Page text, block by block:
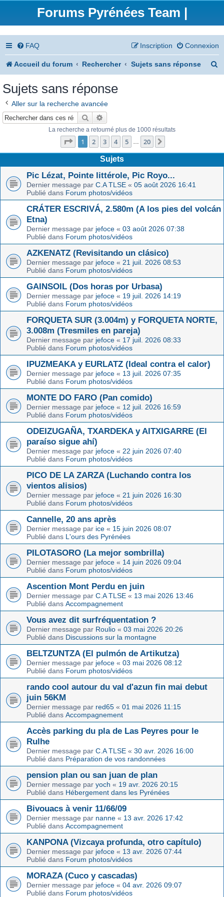
Forums Pyrénées Team |
FAQ Connexion
Inscription
Accueil du forum Rechercher Sujets sans réponse
Sujets sans réponse
Aller sur la recherche avancée
Rechercher
La recherche a retourné plus de 1000 résultats
Page 1sur20
1 2 3 4 5 … 20
Sujets
Pic Lézat, Pointe littérole, Pic Royo...
Dernier message par C.A TLSE « 05 août 2026 16:41
Publié dans Forum photos/vidéos
CRÁTER ESCRIVÁ, 2.580m (A los pies del volcán
Etna)
Dernier message par jefoce « 03 août 2026 07:38
Publié dans Forum photos/vidéos
AZKENATZ (Revisitando un clásico)
Dernier message par jefoce « 21 juil. 2026 08:53
Publié dans Forum photos/vidéos
GAINSOIL (Dos horas por Urbasa)
Dernier message par jefoce « 19 juil. 2026 14:19
Publié dans Forum photos/vidéos
FORQUETA SUR (3.004m) y FORQUETA NORTE,
3.008m (Tresmiles en pareja)
Dernier message par jefoce « 17 juil. 2026 08:33
Publié dans Forum photos/vidéos
IPUZMEAKA y EURLATZ (Ideal contra el calor)
Dernier message par jefoce « 13 juil. 2026 07:35
Publié dans Forum photos/vidéos
MONTE DO FARO (Pan comido)
Dernier message par jefoce « 12 juil. 2026 16:59
Publié dans Forum photos/vidéos
ODEIZUGAÑA, TXARDEKA y AITXIGARRE (El
paraíso sigue ahí)
Dernier message par jefoce « 22 juin 2026 07:40
Publié dans Forum photos/vidéos
PICO DE LA ZARZA (Luchando contra los
vientos alisios)
Dernier message par jefoce « 21 juin 2026 16:30
Publié dans Forum photos/vidéos
Cannelle, 20 ans après
Dernier message par ice « 15 juin 2026 08:07
Publié dans L'ours des Pyrénées
PILOTASORO (La mejor sombrilla)
Dernier message par jefoce « 14 juin 2026 09:04
Publié dans Forum photos/vidéos
Ascention Mont Perdu en juin
Dernier message par C.A TLSE « 13 mai 2026 13:46
Publié dans Accompagnement
Vous avez dit surfréquentation ?
Dernier message par Roulio « 03 mai 2026 20:26
Publié dans Discussions sur la montagne
BELTZUNTZA (El pulmón de Artikutza)
Dernier message par jefoce « 03 mai 2026 08:12
Publié dans Forum photos/vidéos
rando cool autour du val d'azun fin mai debut
juin 56KM
Dernier message par red65 « 01 mai 2026 11:15
Publié dans Accompagnement
Accès parking du pla de Las Peyres pour le
Rulhe
Dernier message par C.A TLSE « 30 avr. 2026 16:00
Publié dans Préparation de vos randonnées
pension plan ou san juan de plan
Dernier message par yoch « 19 avr. 2026 20:15
Publié dans Hébergement dans les Pyrénées
Bivouacs à venir 11/66/09
Dernier message par nanne « 13 avr. 2026 17:42
Publié dans Accompagnement
KANPONA (Vizcaya profunda, otro capítulo)
Dernier message par jefoce « 13 avr. 2026 07:44
Publié dans Forum photos/vidéos
MORAZA (Cuco y cascadas)
Dernier message par jefoce « 04 avr. 2026 09:07
Publié dans Forum photos/vidéos